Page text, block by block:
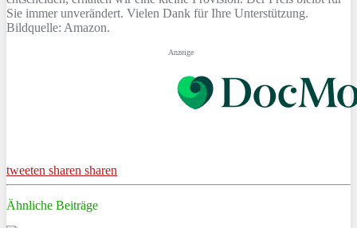
Sie immer unverändert. Vielen Dank für Ihre Unterstützung.
Bildquelle: Amazon.
Anzeige
tweeten sharen sharen
Ähnliche Beiträge